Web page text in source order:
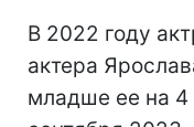
В 2022 году
актера
младше ее на 4